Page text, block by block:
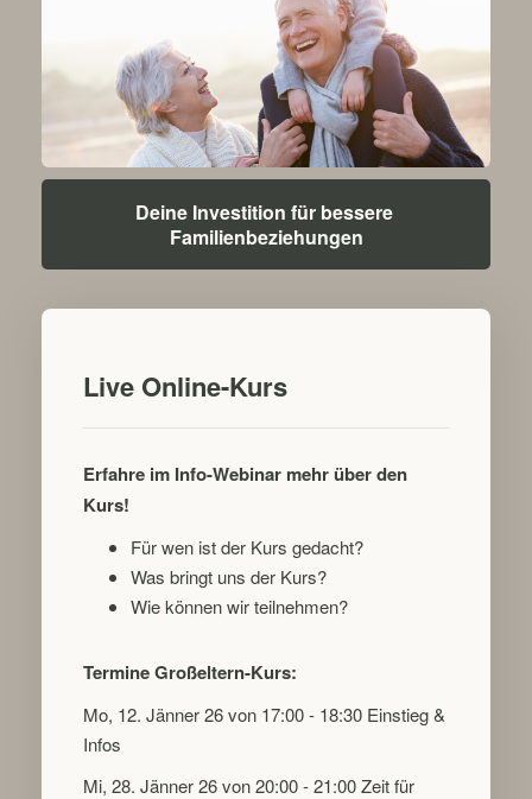
Deine Investition für bessere
Familienbeziehungen
Live Online-Kurs
Erfahre im Info-Webinar mehr über den
Kurs!
Für wen ist der Kurs gedacht?
Was bringt uns der Kurs?
Wie können wir teilnehmen?
Termine Großeltern-Kurs:
Mo, 12. Jänner 26 von 17:00 - 18:30 Einstieg &
Infos
Mi, 28. Jänner 26 von 20:00 - 21:00 Zeit für